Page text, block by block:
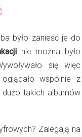
było zanieść je do
nie można było
się więc
wspólnie z
dużo takich albumów
Zalegają na